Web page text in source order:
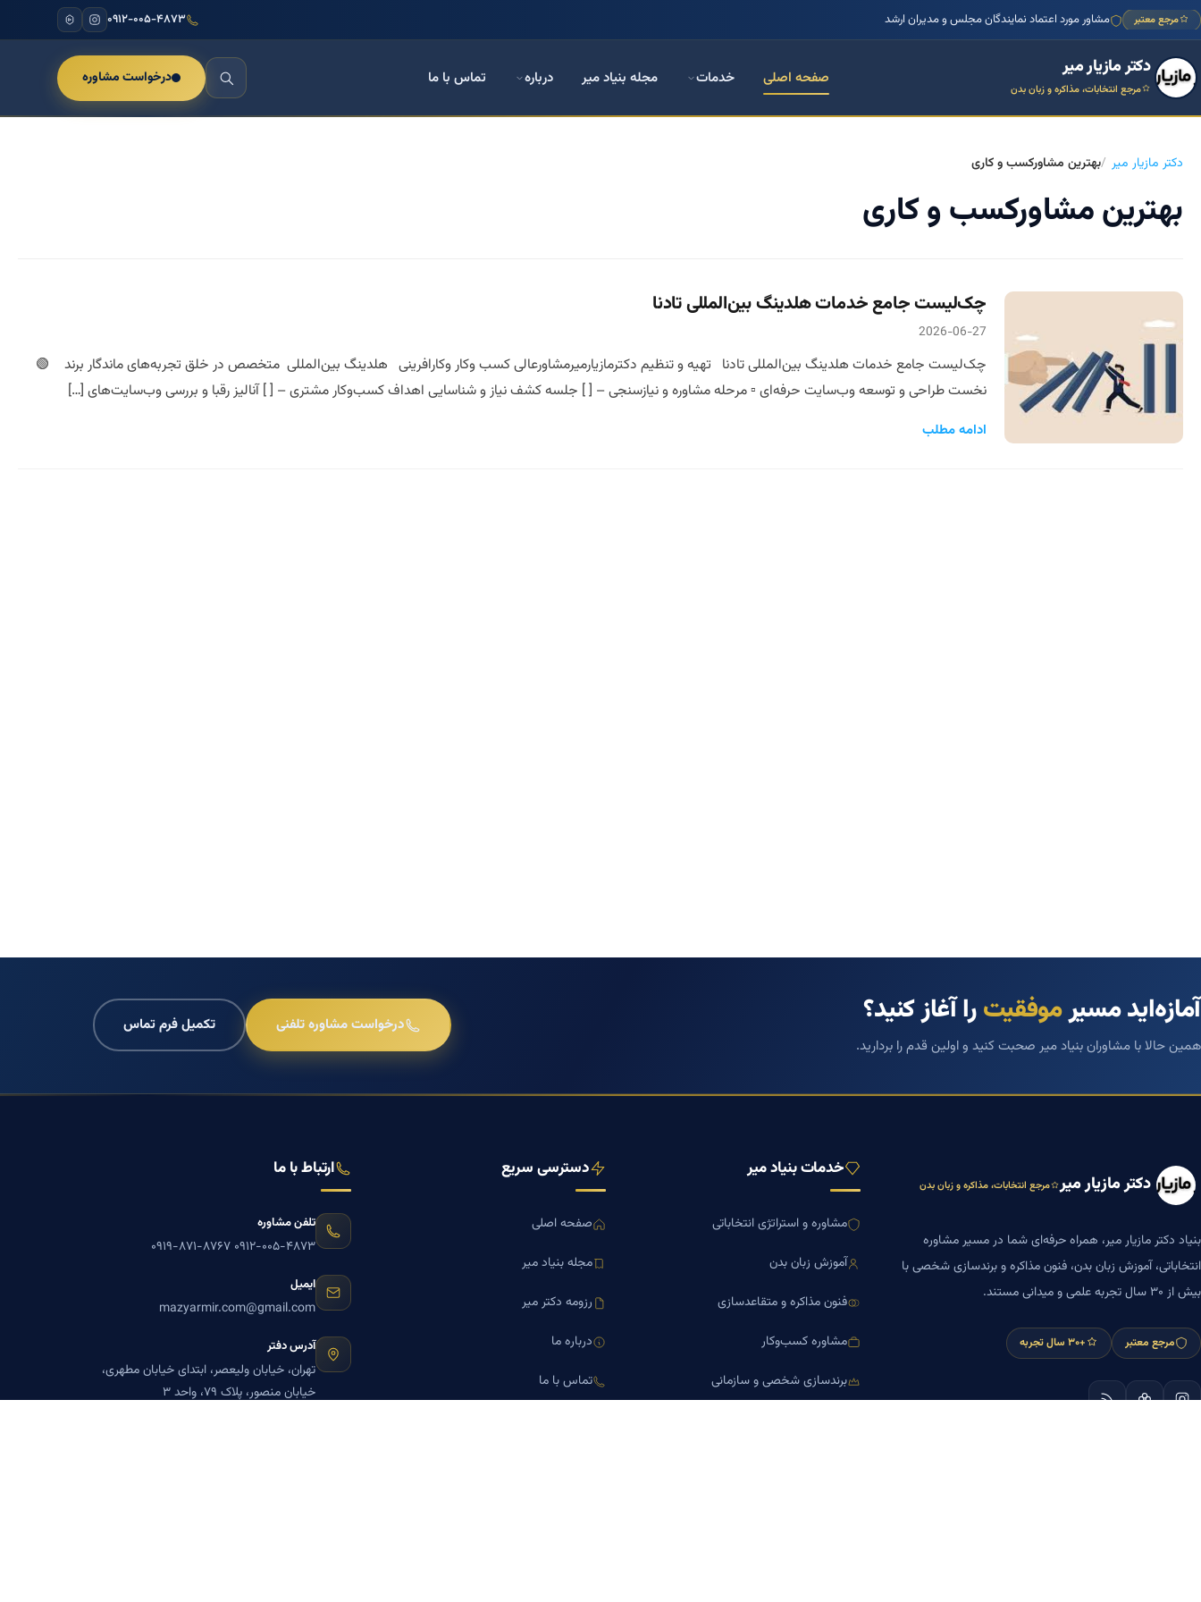
مرجع معتبر مشاور مورد اعتماد نمایندگان مجلس و مدیران ارشد ۰۹۱۲-۰۰۵-۴۸۷۳
دکتر مازیار میر
مرجع انتخابات، مذاکره و زبان بدن
صفحه اصلی خدمات مجله بنیاد میر درباره تماس با ما درخواست مشاوره
دکتر مازیار میر بهترین مشاورکسب و کاری
بهترین مشاورکسب و کاری
چک‌لیست جامع خدمات هلدینگ بین‌المللی تادنا
2026-06-27
چک‌لیست جامع خدمات هلدینگ بین‌المللی تادنا تهیه و تنظیم دکترمازیارمیرمشاورعالی کسب وکار وکارافرینی هلدینگ بین‌المللی متخصص در خلق تجربه‌های ماندگار برند 🟢
نخست طراحی و توسعه وب‌سایت حرفه‌ای ▫️ مرحله مشاوره و نیازسنجی – [ ] جلسه کشف نیاز و شناسایی اهداف کسب‌وکار مشتری – [ ] آنالیز رقبا و بررسی وب‌سایت‌های […]
ادامه مطلب
آمازه‌اید مسیرموفقیترا آغاز کنید؟
همین حالا با مشاوران بنیاد میر صحبت کنید و اولین قدم را بردارید.
درخواست مشاوره تلفنی تکمیل فرم تماس
دکتر مازیار میر مرجع انتخابات، مذاکره و زبان بدن
بنیاد دکتر مازیار میر، همراه حرفه‌ای شما در مسیر مشاوره
انتخاباتی، آموزش زبان بدن، فنون مذاکره و برندسازی شخصی با
بیش از ۳۰ سال تجربه علمی و میدانی مستند.
مرجع معتبر +۳۰ سال تجربه
خدمات بنیاد میر
مشاوره و استراتژی انتخاباتی
آموزش زبان بدن
فنون مذاکره و متقاعدسازی
مشاوره کسب‌وکار
برندسازی شخصی و سازمانی
دسترسی سریع
صفحه اصلی
مجله بنیاد میر
رزومه دکتر میر
درباره ما
تماس با ما
ارتباط با ما
تلفن مشاوره
۰۹۱۲-۰۰۵-۴۸۷۳ ۰۹۱۹-۸۷۱-۸۷۶۷
ایمیل
mazyarmir.com@gmail.com
آدرس دفتر
تهران، خیابان ولیعصر، ابتدای خیابان مطهری،
خیابان منصور، پلاک ۷۹، واحد ۳